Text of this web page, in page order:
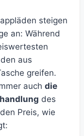
steigen
an: Während
aus
greifen.
auch die
des
Preis, wie